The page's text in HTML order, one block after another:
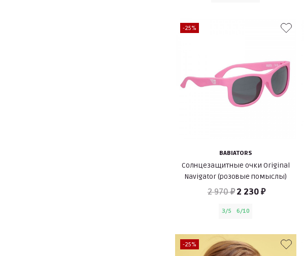
-25%
BABIATORS
Солнцезащитные очки Original
Navigator (розовые помыслы)
2 970 ₽ 2 230 ₽
3/5 6/10
-25%